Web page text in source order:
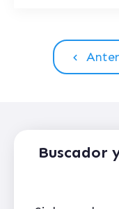
Buscador